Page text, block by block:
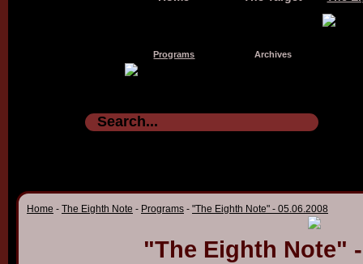
Programs Archives
Home - The Eighth Note - Programs - "The Eighth Note" - 05.06.2008
"The Eighth Note"